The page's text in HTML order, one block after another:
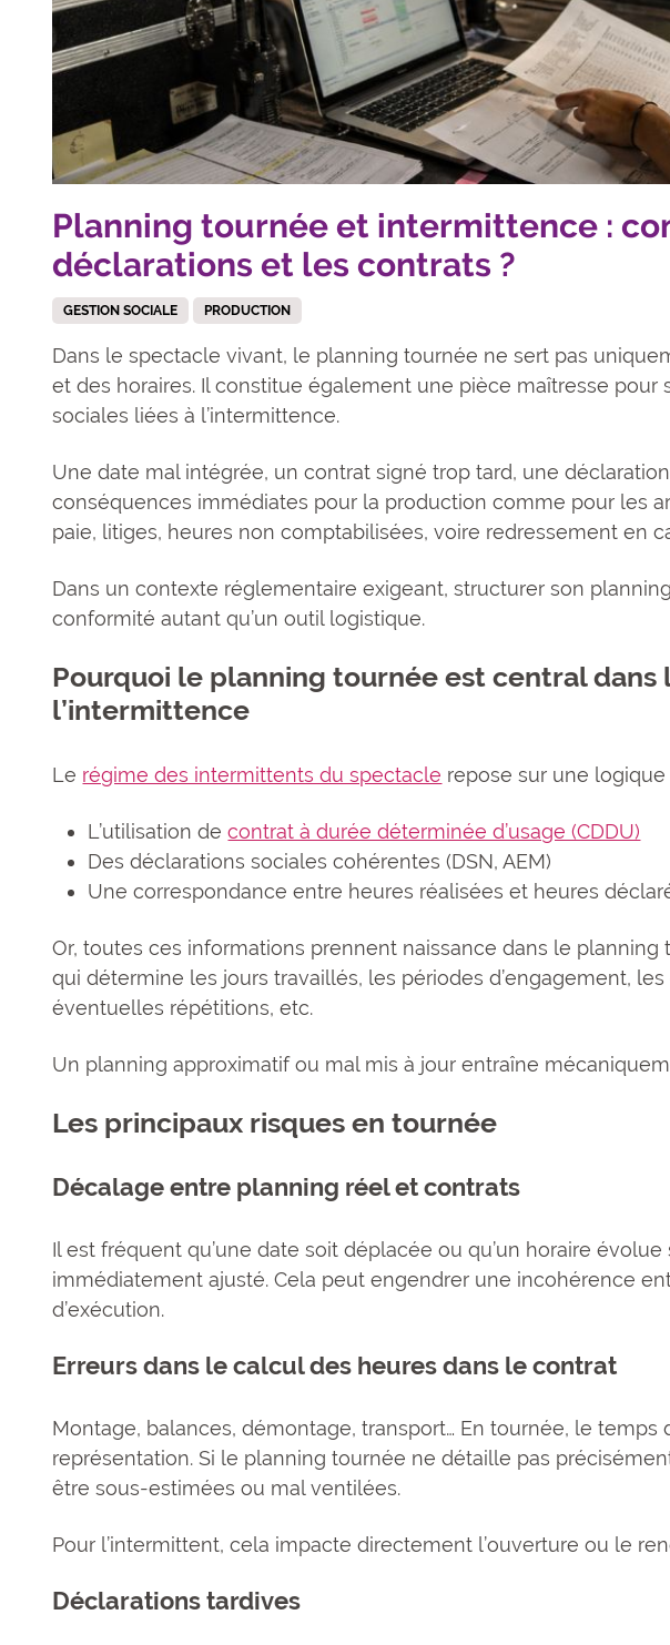
Planning tournée et intermittence :
déclarations et les contrats ?
GESTION SOCIALE PRODUCTION
Dans le spectacle vivant, le planning tournée ne sert pas
et des horaires. Il constitue également une pièce maîtresse pour
sociales liées à l’intermittence.
Une date mal intégrée, un contrat signé trop tard, une
conséquences immédiates pour la production comme pour les
paie, litiges, heures non comptabilisées, voire redressement en
Dans un contexte réglementaire exigeant, structurer son
conformité autant qu’un outil logistique.
Pourquoi le planning tournée est central dans
l’intermittence
Le régime des intermittents du spectacle repose sur une
L’utilisation decontrat à durée déterminée d’usage (CDDU)
Des déclarations sociales cohérentes (DSN, AEM)
Une correspondance entre heures réalisées et heures
Or, toutes ces informations prennent naissance dans le planning
qui détermine les jours travaillés, les périodes d’engagement,
éventuelles répétitions, etc.
Un planning approximatif ou mal mis à jour entraîne
Les principaux risques en tournée
Décalage entre planning réel et contrats
Il est fréquent qu’une date soit déplacée ou qu’un horaire
immédiatement ajusté. Cela peut engendrer une incohérence
d’exécution.
Erreurs dans le calcul des heures dans le contrat
Montage, balances, démontage, transport… En tournée, le
représentation. Si le planning tournée ne détaille pas
être sous-estimées ou mal ventilées.
Pour l’intermittent, cela impacte directement l’ouverture ou le
Déclarations tardives